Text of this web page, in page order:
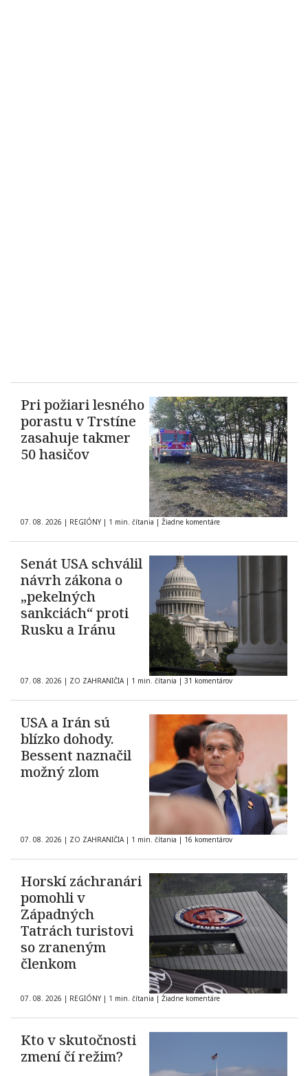
Pri požiari lesného
porastu v Trstíne
zasahuje takmer
50 hasičov
07. 08. 2026 | REGIÓNY | 1 min. čítania | Žiadne komentáre
Senát USA schválil
návrh zákona o
„pekelných
sankciách“ proti
Rusku a Iránu
07. 08. 2026 | ZO ZAHRANIČIA | 1 min. čítania | 31 komentárov
USA a Irán sú
blízko dohody.
Bessent naznačil
možný zlom
07. 08. 2026 | ZO ZAHRANIČIA | 1 min. čítania | 16 komentárov
Horskí záchranári
pomohli v
Západných
Tatrách turistovi
so zraneným
členkom
07. 08. 2026 | REGIÓNY | 1 min. čítania | Žiadne komentáre
Kto v skutočnosti
zmení čí režim?